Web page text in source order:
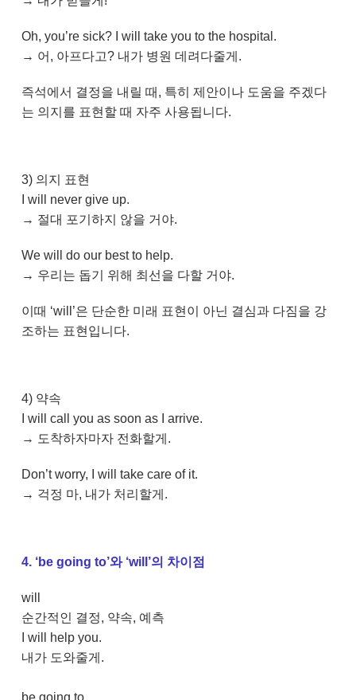
Oh, you’re sick? I will take you to the hospital.
→ 어, 아프다고? 내가 병원 데려다줄게.
즉석에서 결정을 내릴 때, 특히 제안이나 도움을 주겠다
는 의지를 표현할 때 자주 사용됩니다.
3) 의지 표현
I will never give up.
→ 절대 포기하지 않을 거야.
We will do our best to help.
→ 우리는 돕기 위해 최선을 다할 거야.
이때 ‘will’은 단순한 미래 표현이 아닌 결심과 다짐을 강
조하는 표현입니다.
4) 약속
I will call you as soon as I arrive.
→ 도착하자마자 전화할게.
Don’t worry, I will take care of it.
→ 걱정 마, 내가 처리할게.
4. ‘be going to’와 ‘will’의 차이점
will
순간적인 결정, 약속, 예측
I will help you.
내가 도와줄게.
be going to